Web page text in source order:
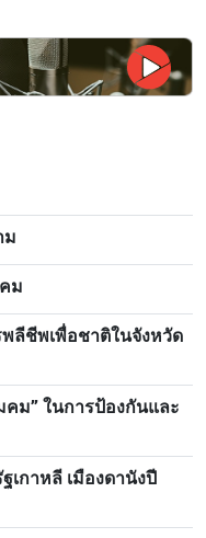
ม
ม
ลีชีพเพื่อชาติในจังหวัด
คม” ในการป้องกันและ
เกาหลี เมืองดานังปี